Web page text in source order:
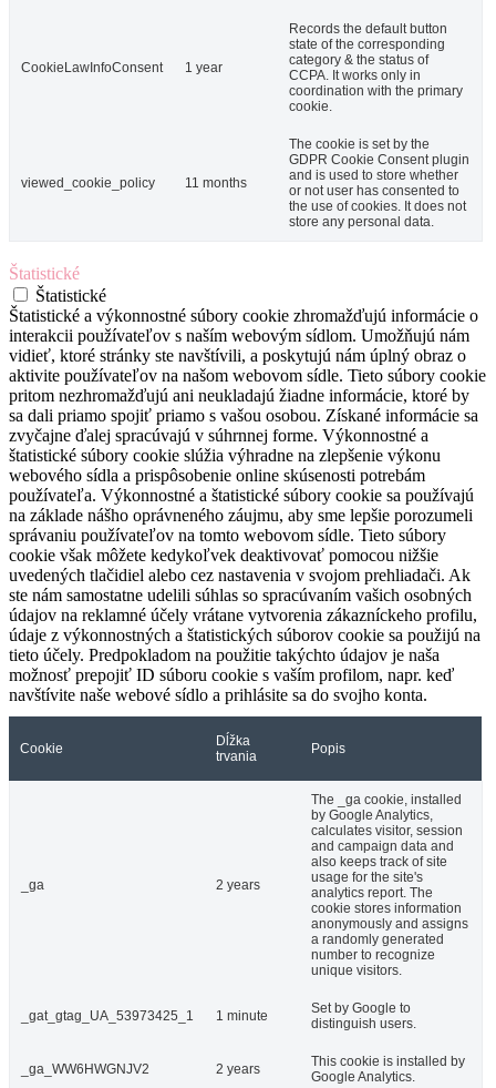
CookieLawInfoConsent 1 year
Records the default button
state of the corresponding
category & the status of
CCPA. It works only in
coordination with the primary
cookie.
viewed_cookie_policy 11 months
The cookie is set by the
GDPR Cookie Consent plugin
and is used to store whether
or not user has consented to
the use of cookies. It does not
store any personal data.
Štatistické
Štatistické
Štatistické a výkonnostné súbory cookie zhromažďujú informácie o
interakcii používateľov s naším webovým sídlom. Umožňujú nám
vidieť, ktoré stránky ste navštívili, a poskytujú nám úplný obraz o
aktivite používateľov na našom webovom sídle. Tieto súbory cookie
pritom nezhromažďujú ani neukladajú žiadne informácie, ktoré by
sa dali priamo spojiť priamo s vašou osobou. Získané informácie sa
zvyčajne ďalej spracúvajú v súhrnnej forme. Výkonnostné a
štatistické súbory cookie slúžia výhradne na zlepšenie výkonu
webového sídla a prispôsobenie online skúsenosti potrebám
používateľa. Výkonnostné a štatistické súbory cookie sa používajú
na základe nášho oprávneného záujmu, aby sme lepšie porozumeli
správaniu používateľov na tomto webovom sídle. Tieto súbory
cookie však môžete kedykoľvek deaktivovať pomocou nižšie
uvedených tlačidiel alebo cez nastavenia v svojom prehliadači. Ak
ste nám samostatne udelili súhlas so spracúvaním vašich osobných
údajov na reklamné účely vrátane vytvorenia zákazníckeho profilu,
údaje z výkonnostných a štatistických súborov cookie sa použijú na
tieto účely. Predpokladom na použitie takýchto údajov je naša
možnosť prepojiť ID súboru cookie s vaším profilom, napr. keď
navštívite naše webové sídlo a prihlásite sa do svojho konta.
Cookie
Dĺžka
trvania
Popis
_ga 2 years
The _ga cookie, installed
by Google Analytics,
calculates visitor, session
and campaign data and
also keeps track of site
usage for the site's
analytics report. The
cookie stores information
anonymously and assigns
a randomly generated
number to recognize
unique visitors.
_gat_gtag_UA_53973425_1 1 minute
Set by Google to
distinguish users.
_ga_WW6HWGNJV2 2 years
This cookie is installed by
Google Analytics.